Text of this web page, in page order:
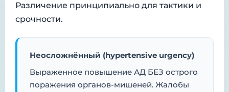
Различение принципиально для тактики и
срочности.
Неосложнённый (hypertensive urgency)
Выраженное повышение АД БЕЗ острого
поражения органов-мишеней. Жалобы